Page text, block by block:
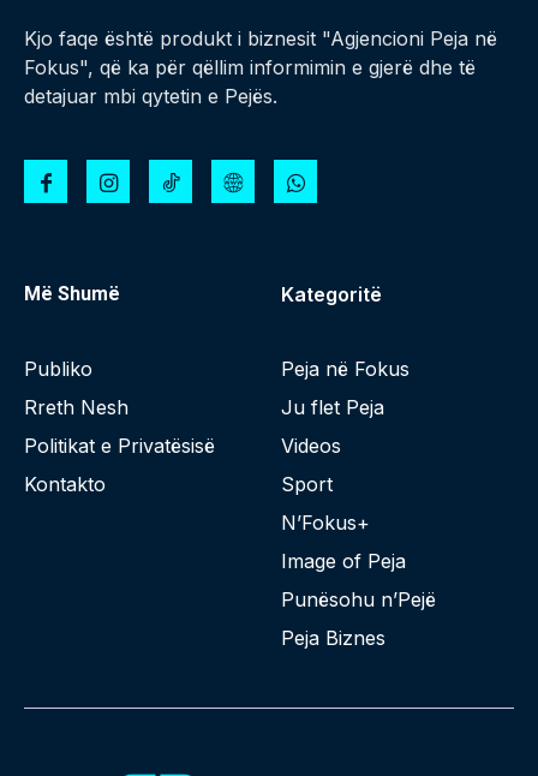
Kjo faqe është produkt i biznesit "Agjencioni Peja në
Fokus", që ka për qëllim informimin e gjerë dhe të
detajuar mbi qytetin e Pejës.
Më Shumë
Publiko
Rreth Nesh
Politikat e Privatësisë
Kontakto
Kategoritë
Peja në Fokus
Ju flet Peja
Videos
Sport
N’Fokus+
Image of Peja
Punësohu n’Pejë
Peja Biznes